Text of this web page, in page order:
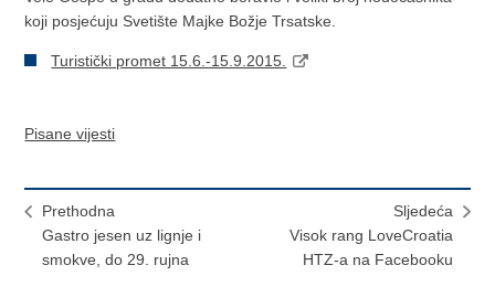
koji posjećuju Svetište Majke Božje Trsatske.
Turistički promet 15.6.-15.9.2015.
Pisane vijesti
Prethodna
Gastro jesen uz lignje i
smokve, do 29. rujna
Sljedeća
Visok rang LoveCroatia
HTZ-a na Facebooku